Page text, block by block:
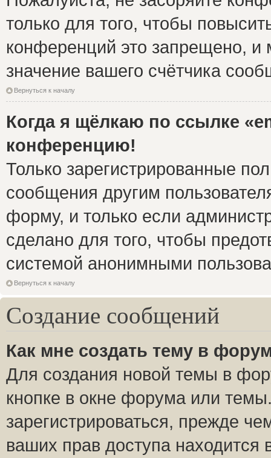
только для того, чтобы
конференций это запрещено, и
значение вашего счётчика
Вернуться к началу
Когда я щёлкаю по ссылке
конференцию!
Только зарегистрированные
сообщения другим
форму, и только если
сделано для того, чтобы
системой анонимными
Вернуться к началу
Создание сообщений
Как мне создать тему в
Для создания новой темы в
кнопке в окне форума или
зарегистрироваться, прежде
ваших прав доступа